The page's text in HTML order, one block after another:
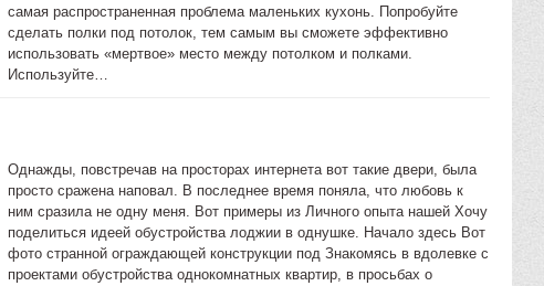
самая распространенная проблема маленьких кухонь. Попробуйте
сделать полки под потолок, тем самым вы сможете эффективно
использовать «мертвое» место между потолком и полками.
Используйте…
Однажды, повстречав на просторах интернета вот такие двери, была
просто сражена наповал. В последнее время поняла, что любовь к
ним сразила не одну меня. Вот примеры из Личного опыта нашей Хочу
поделиться идеей обустройства лоджии в однушке. Начало здесь Вот
фото странной ограждающей конструкции под Знакомясь в вдолевке с
проектами обустройства однокомнатных квартир, в просьбах о